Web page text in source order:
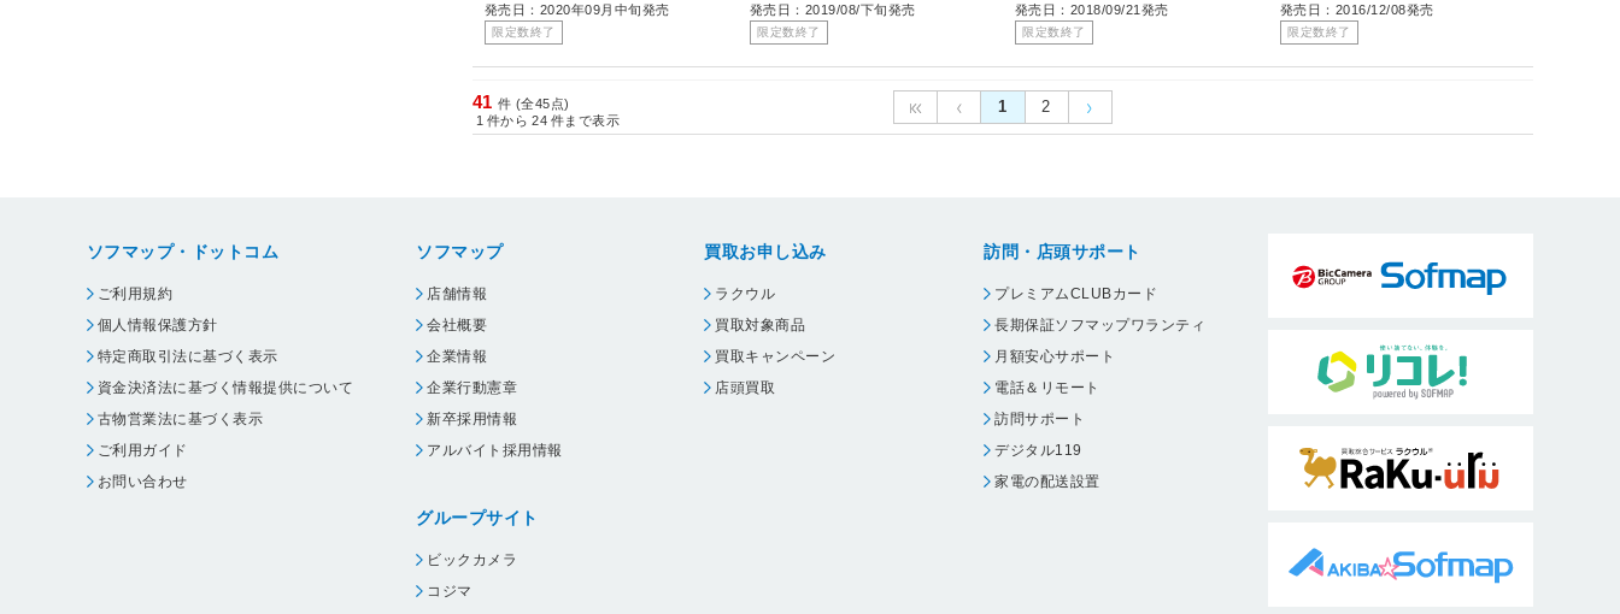
発売日：2020年09月中旬発売
限定数終了
発売日：2019/08/下旬発売
限定数終了
発売日：2018/09/21発売
限定数終了
発売日：2016/12/08発売
限定数終了
41 件 (全45点)
1 件から 24 件まで表示
1 2
ソフマップ・ドットコム
ご利用規約
個人情報保護方針
特定商取引法に基づく表示
資金決済法に基づく情報提供について
古物営業法に基づく表示
ご利用ガイド
お問い合わせ
ソフマップ
店舗情報
会社概要
企業情報
企業行動憲章
新卒採用情報
アルバイト採用情報
グループサイト
ビックカメラ
コジマ
買取お申し込み
ラクウル
買取対象商品
買取キャンペーン
店頭買取
訪問・店頭サポート
プレミアムCLUBカード
長期保証ソフマップワランティ
月額安心サポート
電話＆リモート
訪問サポート
デジタル119
家電の配送設置